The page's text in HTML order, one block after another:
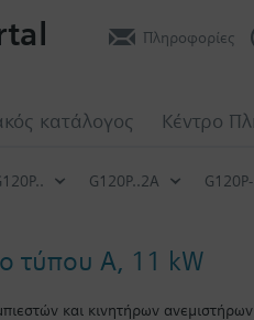
κατάλογος Κέντρο
Πληροφορίες
G120P..2A
τύπου A, 11 kW
και κινητήρων